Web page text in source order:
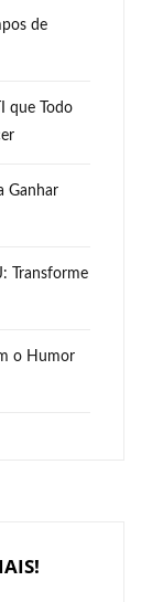
de
que Todo
Ganhar
Transforme
o Humor